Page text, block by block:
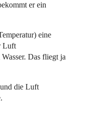
er ein
eine
Luft
Das fliegt ja
die Luft